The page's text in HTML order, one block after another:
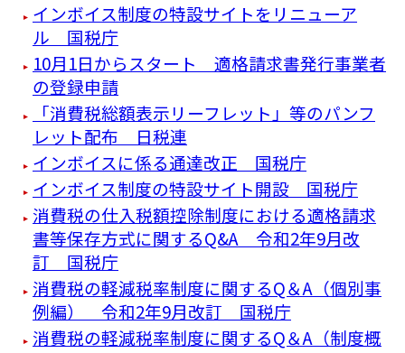
インボイス制度の特設サイトをリニューア
ル 国税庁
10月1日からスタート 適格請求書発行事業者
の登録申請
「消費税総額表示リーフレット」等のパンフ
レット配布 日税連
インボイスに係る通達改正 国税庁
インボイス制度の特設サイト開設 国税庁
消費税の仕入税額控除制度における適格請求
書等保存方式に関するQ&A 令和2年9月改
訂 国税庁
消費税の軽減税率制度に関するQ＆A（個別事
例編） 令和2年9月改訂 国税庁
消費税の軽減税率制度に関するQ＆A（制度概